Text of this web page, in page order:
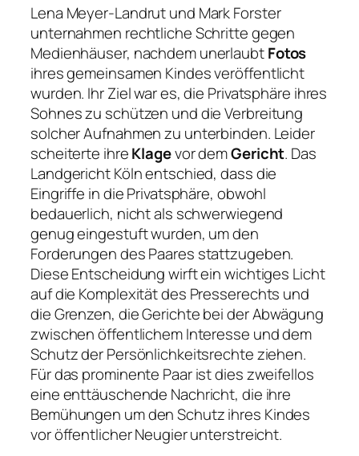
Lena Meyer-Landrut und Mark Forster
unternahmen rechtliche Schritte gegen
Medienhäuser, nachdem unerlaubtFotos
ihres gemeinsamen Kindes veröffentlicht
wurden. Ihr Ziel war es, die Privatsphäre ihres
Sohnes zu schützen und die Verbreitung
solcher Aufnahmen zu unterbinden. Leider
scheiterte ihreKlagevor demGericht. Das
Landgericht Köln entschied, dass die
Eingriffe in die Privatsphäre, obwohl
bedauerlich, nicht als schwerwiegend
genug eingestuft wurden, um den
Forderungen des Paares stattzugeben.
Diese Entscheidung wirft ein wichtiges Licht
auf die Komplexität des Presserechts und
die Grenzen, die Gerichte bei der Abwägung
zwischen öffentlichem Interesse und dem
Schutz der Persönlichkeitsrechte ziehen.
Für das prominente Paar ist dies zweifellos
eine enttäuschende Nachricht, die ihre
Bemühungen um den Schutz ihres Kindes
vor öffentlicher Neugier unterstreicht.